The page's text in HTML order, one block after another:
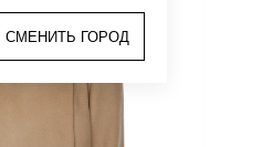
СМЕНИТЬ ГОРОД